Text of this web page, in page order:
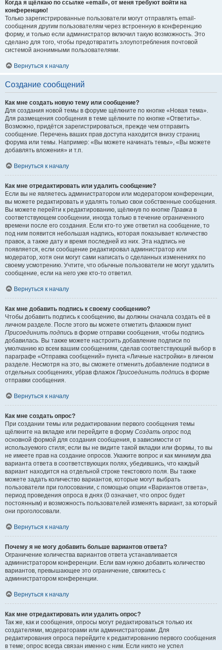
Когда я щёлкаю по ссылке «email», от меня требуют войти на
конференцию!
Только зарегистрированные пользователи могут отправлять email-
сообщения другим пользователям через встроенную в конференцию
форму, и только если администратор включил такую возможность. Это
сделано для того, чтобы предотвратить злоупотребления почтовой
системой анонимными пользователями.
Вернуться к началу
Создание сообщений
Как мне создать новую тему или сообщение?
Для создания новой темы в форуме щёлкните по кнопке «Новая тема».
Для размещения сообщения в теме щёлкните по кнопке «Ответить».
Возможно, придётся зарегистрироваться, прежде чем отправить
сообщение. Перечень ваших прав доступа находится внизу страниц
форума или темы. Например: «Вы можете начинать темы», «Вы можете
добавлять вложения» и т.п.
Вернуться к началу
Как мне отредактировать или удалить сообщение?
Если вы не являетесь администратором или модератором конференции,
вы можете редактировать и удалять только свои собственные сообщения.
Вы можете перейти к редактированию, щёлкнув по кнопке Правка в
соответствующем сообщении, иногда только в течение ограниченного
времени после его создания. Если кто-то уже ответил на сообщение, то
под ним появится небольшая надпись, которая показывает количество
правок, а также дату и время последней из них. Эта надпись не
появляется, если сообщение редактировал администратор или
модератор, хотя они могут сами написать о сделанных изменениях по
своему усмотрению. Учтите, что обычные пользователи не могут удалить
сообщение, если на него уже кто-то ответил.
Вернуться к началу
Как мне добавить подпись к своему сообщению?
Чтобы добавить подпись к сообщению, вы должны сначала создать её в
личном разделе. После этого вы можете отметить флажком пункт
Присоединить подпись в форме отправки сообщения, чтобы подпись
добавилась. Вы также можете настроить добавление подписи по
умолчанию ко всем вашим сообщениям, сделав соответствующий выбор в
параграфе «Отправка сообщений» пункта «Личные настройки» в личном
разделе. Несмотря на это, вы сможете отменить добавление подписи в
отдельных сообщениях, убрав флажок Присоединить подпись в форме
отправки сообщения.
Вернуться к началу
Как мне создать опрос?
При создании темы или редактировании первого сообщения темы
щёлкните на вкладке или перейдите в форму Создать опрос под
основной формой для создания сообщения, в зависимости от
используемого стиля; если вы не видите такой вкладки или формы, то вы
не имеете прав на создание опросов. Укажите вопрос и как минимум два
варианта ответа в соответствующих полях, убедившись, что каждый
вариант находится на отдельной строке текстового поля. Вы также
можете задать количество вариантов, которые могут выбрать
пользователи при голосовании, с помощью опции «Вариантов ответа»,
период проведения опроса в днях (0 означает, что опрос будет
постоянным) и возможность пользователей изменять вариант, за который
они проголосовали.
Вернуться к началу
Почему я не могу добавить больше вариантов ответа?
Ограничение количества вариантов ответа устанавливается
администратором конференции. Если вам нужно добавить количество
вариантов, превышающее это ограничение, свяжитесь с
администратором конференции.
Вернуться к началу
Как мне отредактировать или удалить опрос?
Так же, как и сообщения, опросы могут редактироваться только их
создателями, модераторами или администраторами. Для
редактирования опроса перейдите к редактированию первого сообщения
в теме; опрос всегда связан именно с ним. Если никто не успел